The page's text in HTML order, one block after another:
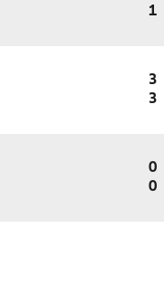
1
3
3
0
0